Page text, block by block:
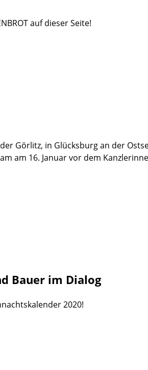
auf dieser Seite!
Görlitz, in Glücksburg an der
am 16. Januar vor dem
Bauer im Dialog
2020!